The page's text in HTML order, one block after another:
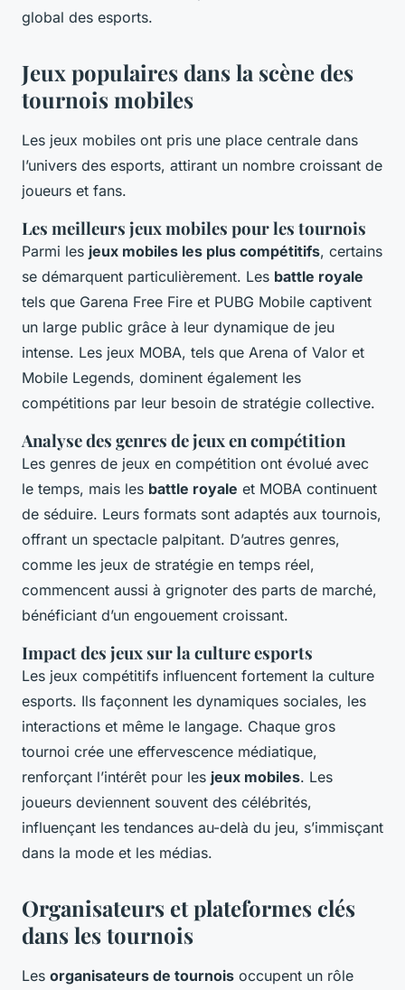
global des esports.
Jeux populaires dans la scène des
tournois mobiles
Les jeux mobiles ont pris une place centrale dans
l’univers des esports, attirant un nombre croissant de
joueurs et fans.
Les meilleurs jeux mobiles pour les tournois
Parmi les jeux mobiles les plus compétitifs, certains
se démarquent particulièrement. Les battle royale
tels que Garena Free Fire et PUBG Mobile captivent
un large public grâce à leur dynamique de jeu
intense. Les jeux MOBA, tels que Arena of Valor et
Mobile Legends, dominent également les
compétitions par leur besoin de stratégie collective.
Analyse des genres de jeux en compétition
Les genres de jeux en compétition ont évolué avec
le temps, mais les battle royale et MOBA continuent
de séduire. Leurs formats sont adaptés aux tournois,
offrant un spectacle palpitant. D’autres genres,
comme les jeux de stratégie en temps réel,
commencent aussi à grignoter des parts de marché,
bénéficiant d’un engouement croissant.
Impact des jeux sur la culture esports
Les jeux compétitifs influencent fortement la culture
esports. Ils façonnent les dynamiques sociales, les
interactions et même le langage. Chaque gros
tournoi crée une effervescence médiatique,
renforçant l’intérêt pour les jeux mobiles. Les
joueurs deviennent souvent des célébrités,
influençant les tendances au-delà du jeu, s’immisçant
dans la mode et les médias.
Organisateurs et plateformes clés
dans les tournois
Les organisateurs de tournois occupent un rôle